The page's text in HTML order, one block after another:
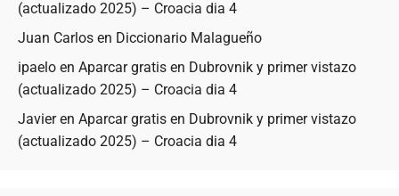
(actualizado 2025) – Croacia dia 4
Juan Carlos en Diccionario Malagueño
ipaelo en Aparcar gratis en Dubrovnik y primer vistazo
(actualizado 2025) – Croacia dia 4
Javieren Aparcar gratis en Dubrovnik y primer vistazo
(actualizado 2025) – Croacia dia 4